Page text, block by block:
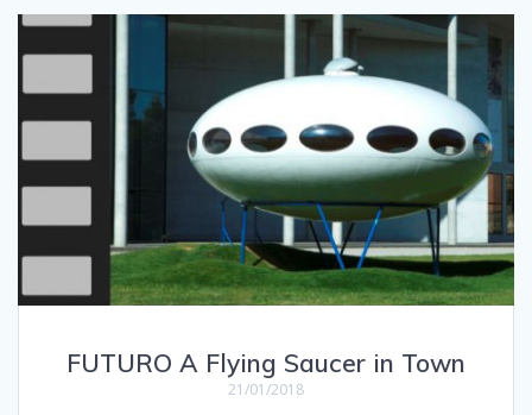
FUTURO A Flying Saucer in Town
21/01/2018